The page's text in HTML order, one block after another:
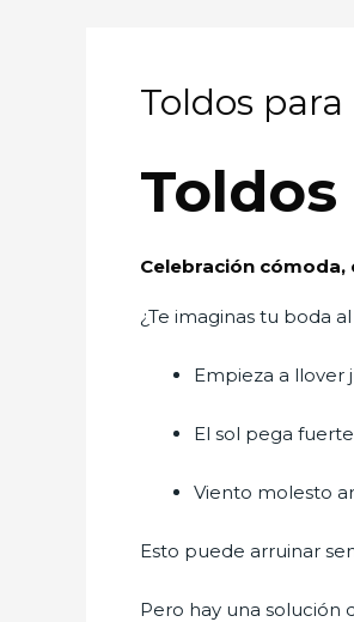
Toldos
Celebración
¿Te imaginas tu boda
Empieza a llover
El sol pega
Viento molesto
Esto puede arruinar
Pero hay una solución